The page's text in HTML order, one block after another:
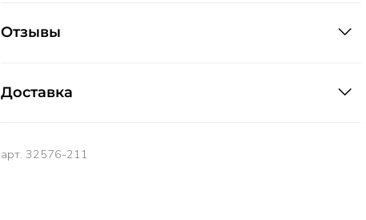
Отзывы
Доставка
арт.32576-211